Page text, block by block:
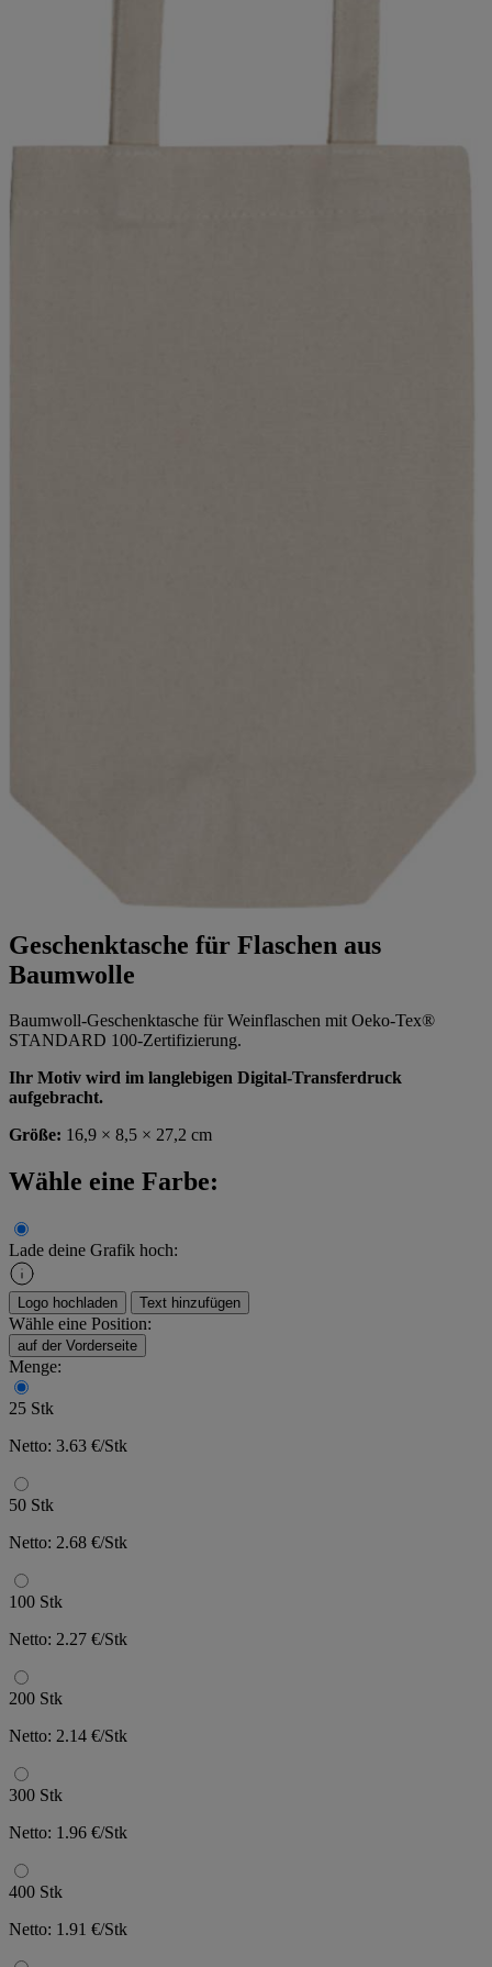
Geschenktasche für Flaschen aus
Baumwolle
Baumwoll-Geschenktasche für Weinflaschen mit Oeko-Tex®
STANDARD 100-Zertifizierung.
Ihr Motiv wird im langlebigen Digital-Transferdruck
aufgebracht.
Größe: 16,9 × 8,5 × 27,2 cm
Wähle eine Farbe:
Lade deine Grafik hoch:
Logo hochladen Text hinzufügen
Wähle eine Position:
auf der Vorderseite
Menge:
25 Stk
Netto: 3.63 €/Stk
50 Stk
Netto: 2.68 €/Stk
100 Stk
Netto: 2.27 €/Stk
200 Stk
Netto: 2.14 €/Stk
300 Stk
Netto: 1.96 €/Stk
400 Stk
Netto: 1.91 €/Stk